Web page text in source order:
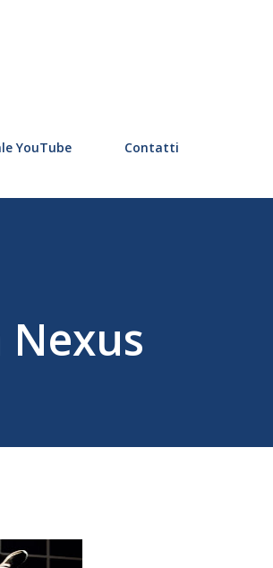
YouTube Contatti
Nexus